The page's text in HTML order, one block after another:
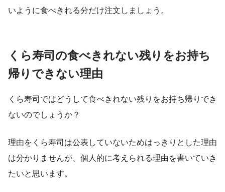
いように食べきれる分だけ注文しましょう。
くら寿司の食べきれない残りをお持ち
帰りできない理由
くら寿司ではどうして食べきれない残りをお持ち帰りでき
ないのでしょうか？
理由をくら寿司は公表していないためはっきりとした理由
は分かりませんが、個人的に考えられる理由を書いていき
たいと思います。